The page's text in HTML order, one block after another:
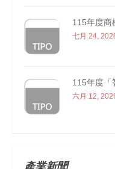
115年度商
七月 24,
115年度「
六月 12,